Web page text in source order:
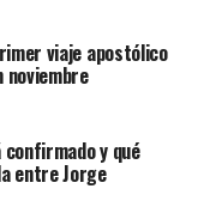
viaje apostólico
noviembre
confirmado y qué
entre Jorge